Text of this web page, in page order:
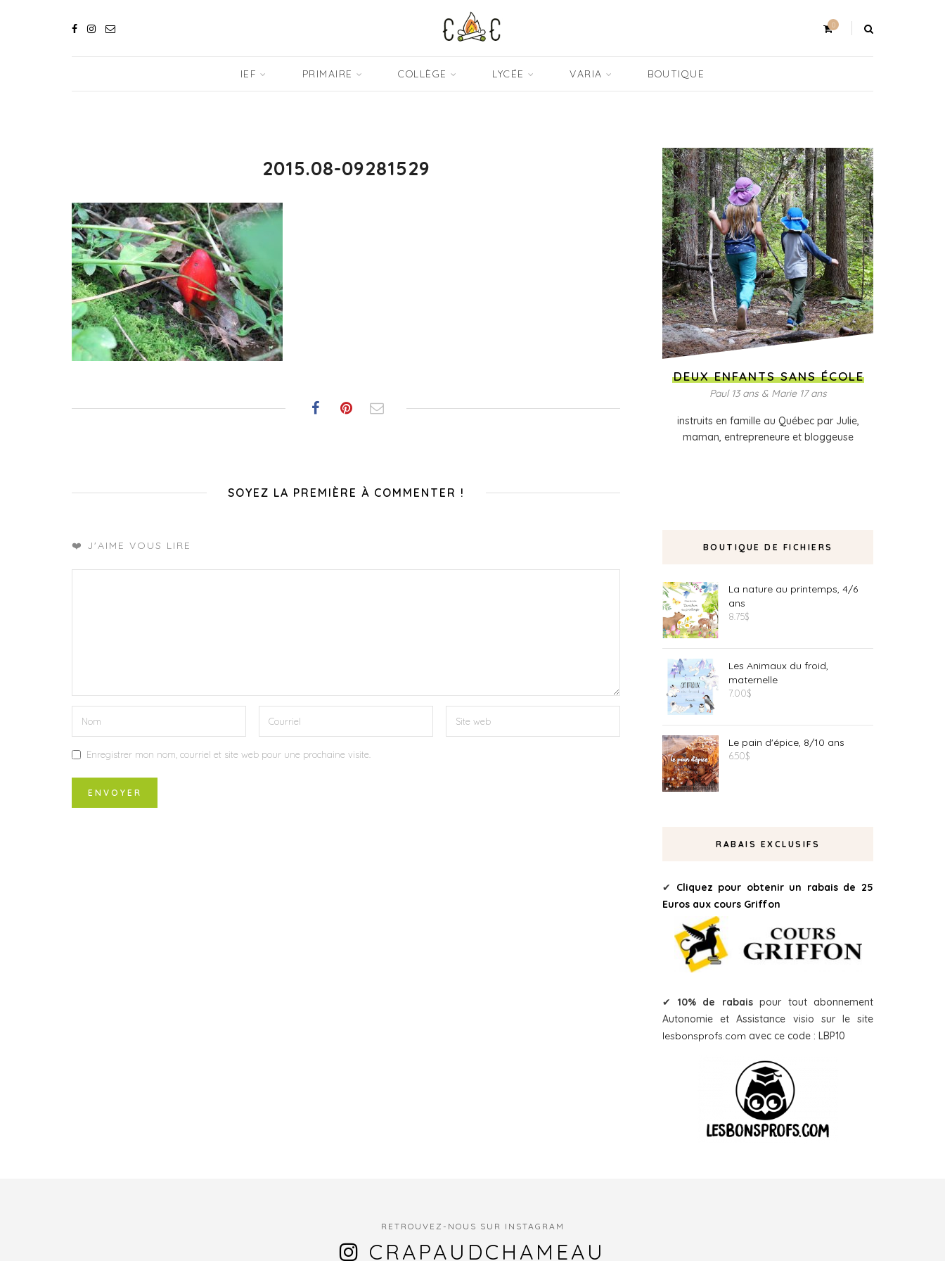
0
IEF PRIMAIRE COLLÈGE LYCÉE VARIA BOUTIQUE
2015.08-09281529
SOYEZ LA PREMIÈRE À COMMENTER !
❤️ J'AIME VOUS LIRE
Enregistrer mon nom, courriel et site web pour une prochaine visite.
DEUX ENFANTS SANS ÉCOLE
Paul 13 ans & Marie 17 ans
instruits en famille au Québec par Julie,
maman, entrepreneure et bloggeuse
BOUTIQUE DE FICHIERS
La nature au printemps, 4/6
ans
8.75$
Les Animaux du froid,
maternelle
7.00$
Le pain d'épice, 8/10 ans
6.50$
RABAIS EXCLUSIFS
✔ Cliquez pour obtenir un rabais de 25
Euros aux cours Griffon
✔ 10% de rabaispour tout abonnement
Autonomie et Assistance visio sur le site
lesbonsprofs.com avec ce code : LBP10
RETROUVEZ-NOUS SUR INSTAGRAM
CRAPAUDCHAMEAU